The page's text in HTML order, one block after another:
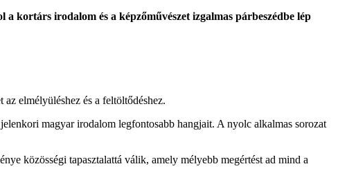
kortárs irodalom és a képzőművészet izgalmas párbeszédbe lép
az elmélyüléshez és a feltöltődéshez.
magyar irodalom legfontosabb hangjait. A nyolc alkalmas sorozat
közösségi tapasztalattá válik, amely mélyebb megértést ad mind a